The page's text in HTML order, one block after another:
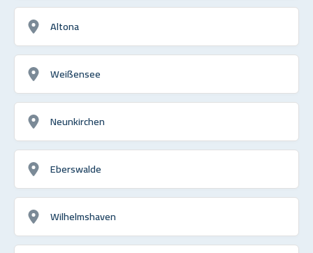
Altona
Weißensee
Neunkirchen
Eberswalde
Wilhelmshaven